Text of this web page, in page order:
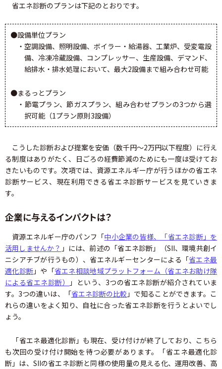
省エネ診断のプランは下記のとおりです。
●設備単位プラン
・空調設備、照明設備、ボイラー・給湯器、工業炉、受変電設
備、冷凍冷蔵設備、コンプレッサー、生産設備、デマンド、
給排水・排水処理において、最大2設備まで組み合わせ可能
●まるっとプラン
・節電プラン、節ガスプラン、組み合わせプランの3つから選
択可能（1プラン原則3設備）
こうした診断および提案を安価（数千円～2万円以下程度）に行え
る制度はありがたく、日ごろの経費節減のためにも一度は受けてお
きたいものです。次項では、資源エネルギー庁が行うほかの省エネ
診断サービス、現在利用できる省エネ診断サービスを見ていきま
す。
企業に与えるインパクトは？
資源エネルギー庁のパンフ「中小企業の皆様、「省エネ診断」を
活用しませんか？ 」には、前述の「省エネ診断」（SII、環境共創イ
ニシアチブが行うもの）、省エネルギーセンターによる「省エネ最
適化診断 」や「省エネ相談地域プラットフォーム（省エネお助け隊
による省エネ診断）
」という、3つの省エネ診断が紹介されていま
す。3つの違いは、「省エネ診断の比較 」で知ることができます。こ
れらの違いをよく知り、自社に合った省エネ診断を行うとよいでし
ょう。
「省エネ最適化診断」も現在、受け付けが終了しており、こちら
も次回の受け付け開始を待つ必要があります。「省エネ最適化診
断」は、SIIの省エネ診断と同様の使用量の見える化、運用改善、高